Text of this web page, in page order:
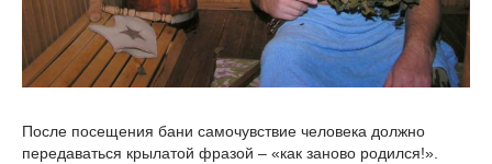
После посещения бани самочувствие человека должно
передаваться крылатой фразой – «как заново родился!».